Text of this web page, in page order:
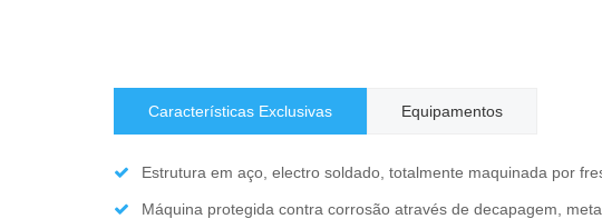
Características Exclusivas Equipamentos
Estrutura em aço, electro soldado, totalmente maquinada por
Máquina protegida contra corrosão através de decapagem,